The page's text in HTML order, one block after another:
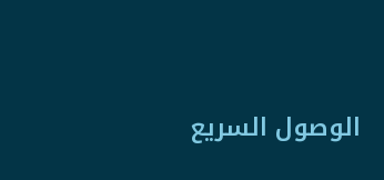
الوصول السريع